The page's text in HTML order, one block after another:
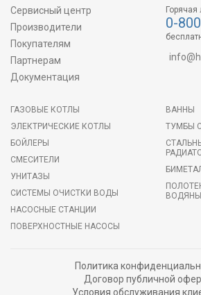
Сервисный центр
Производители
Покупателям
Партнерам
Документация
Горячая
0-
ГАЗОВЫЕ КОТЛЫ
ЭЛЕКТРИЧЕСКИЕ КОТЛЫ
БОЙЛЕРЫ
СМЕСИТЕЛИ
УНИТАЗЫ
СИСТЕМЫ ОЧИСТКИ ВОДЫ
НАСОСНЫЕ СТАНЦИИ
ПОВЕРХНОСТНЫЕ НАСОСЫ
ВАННЫ
ТУМБЫ
Политика
Договор публичной
Условия обслуживания